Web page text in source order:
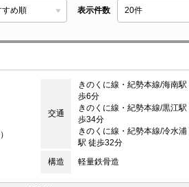
表示件数
交通
きのくに線・紀勢本線/海南駅
歩6分
きのくに線・紀勢本線/黒江駅
歩34分
きのくに線・紀勢本線/冷水浦
駅 徒歩32分
構造 軽量鉄骨造